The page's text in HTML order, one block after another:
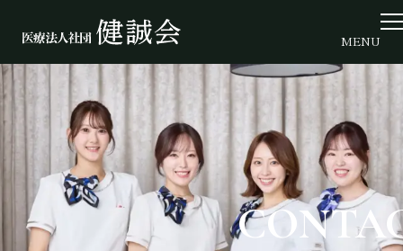
the
content
MENU